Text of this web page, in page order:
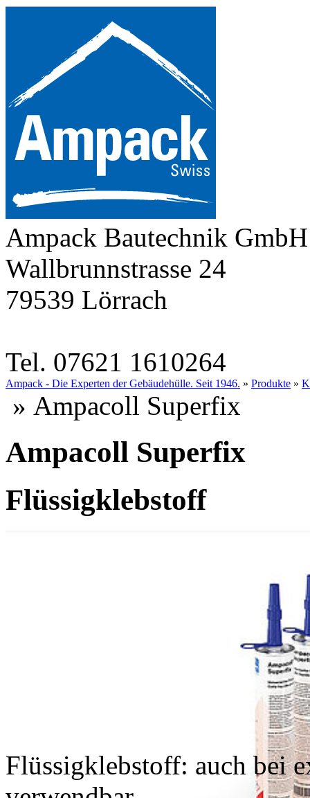
Ampack Bautechnik GmbH
Wallbrunnstrasse 24
79539 Lörrach
Tel. 07621 1610264
Ampack - Die Experten der Gebäudehülle. Seit 1946. » Produkte »
» Ampacoll Superfix
Ampacoll Superfix
Flüssigklebstoff
Flüssigklebstoff: auch bei